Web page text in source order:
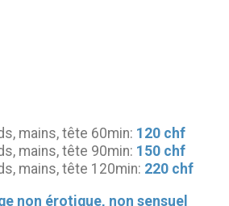
mains, tête 60min: 120 chf
mains, tête 90min: 150 chf
mains, tête 120min: 220 chf
non érotique, non sensuel